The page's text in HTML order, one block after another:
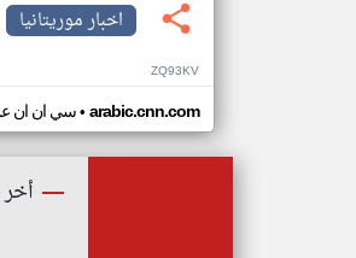
اخبار موريتانيا
ZQ93KV
سي ان ان• arabic.cnn.com